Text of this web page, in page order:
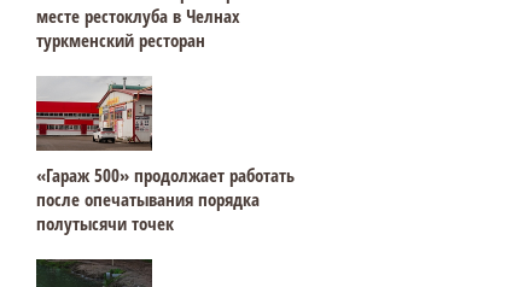
месте рестоклуба в Челнах
туркменский ресторан
«Гараж 500» продолжает работать
после опечатывания порядка
полутысячи точек